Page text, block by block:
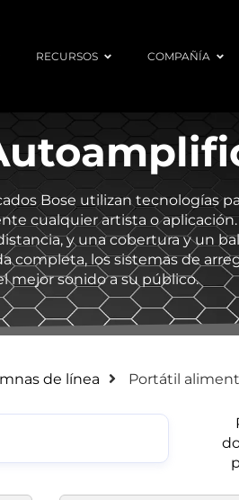
RECURSOS COMPAÑÍA
Bose utilizan tecnologías
cualquier artista o
y una cobertura y un
completa, los sistemas de
mejor sonido a su público.
de línea Portátil